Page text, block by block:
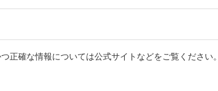
確な情報については公式サイトなどをご覧ください。